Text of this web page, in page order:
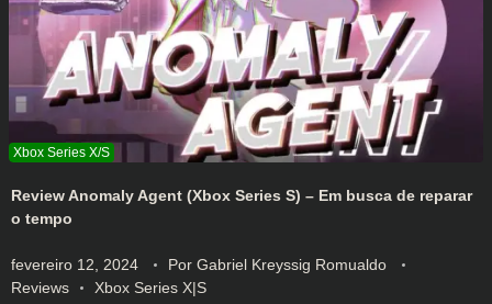
Review Anomaly Agent (Xbox Series S) – Em busca de reparar
o tempo
fevereiro 12, 2024 Por Gabriel Kreyssig Romualdo
Reviews
Xbox Series X|S